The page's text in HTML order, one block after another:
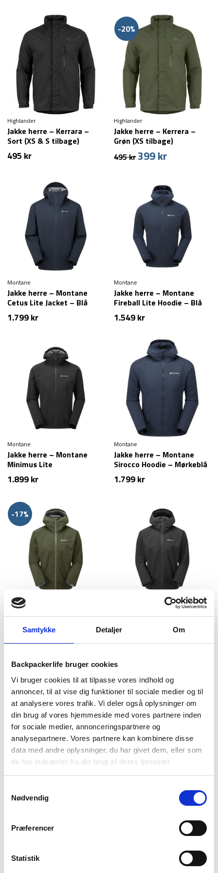
Samtykke Detaljer Om
Backpackerlife bruger cookies
Vi bruger cookies til at tilpasse vores indhold og
annoncer, til at vise dig funktioner til sociale medier og til
at analysere vores trafik. Vi deler også oplysninger om
din brug af vores hjemmeside med vores partnere inden
for sociale medier, annonceringspartnere og
analysepartnere. Vores partnere kan kombinere disse
data med andre oplysninger, du har givet dem, eller som
de har indsamlet fra din brug af deres tjenester.
Nødvendig
Præferencer
Statistik
pris
var:
1.199 kr.
pris
er:
849 kr.
Highlander
Jakke herre – Kerrara –
Sort (XS & S tilbage)
495 kr
-20%
Highlander
Jakke herre – Kerrera –
Grøn (XS tilbage)
495kr Den
495 kr.
399krDen
er:
399 kr.
Montane
Jakke herre – Montane
Cetus Lite Jacket – Blå
1.799kr
Montane
Jakke herre – Montane
Fireball Lite Hoodie – Blå
1.549kr
Montane
Jakke herre – Montane
Minimus Lite
1.899kr
Montane
Jakke herre – Montane
Sirocco Hoodie – Mørkeblå
1.799kr
-17%
Montane
Jakke herre – Montane
Spirit Jacket – Grøn (Kun
XXL tilbage)
1.549krDen
pris
1.549 kr.
1.299krDen
pris
er:
1.299 kr.
Jakke herre – Montane
Spirit Jacket – Sort (S & XL
tilbage)
1.549kr
Treklife
Jakke herre – Treklife
699kr
Treklife
Jakke herre – Treklife
Padded Packaway – Sort